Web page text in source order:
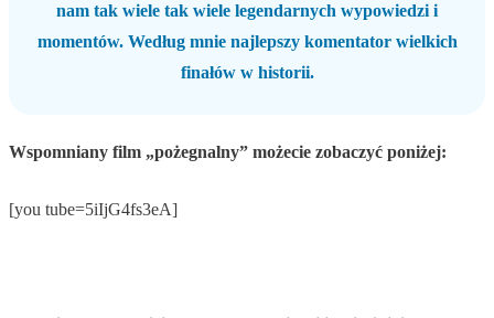
nam tak wiele tak wiele legendarnych wypowiedzi i
momentów. Według mnie najlepszy komentator wielkich
finałów w historii.
Wspomniany film „pożegnalny” możecie zobaczyć poniżej:
[you tube=5iIjG4fs3eA]